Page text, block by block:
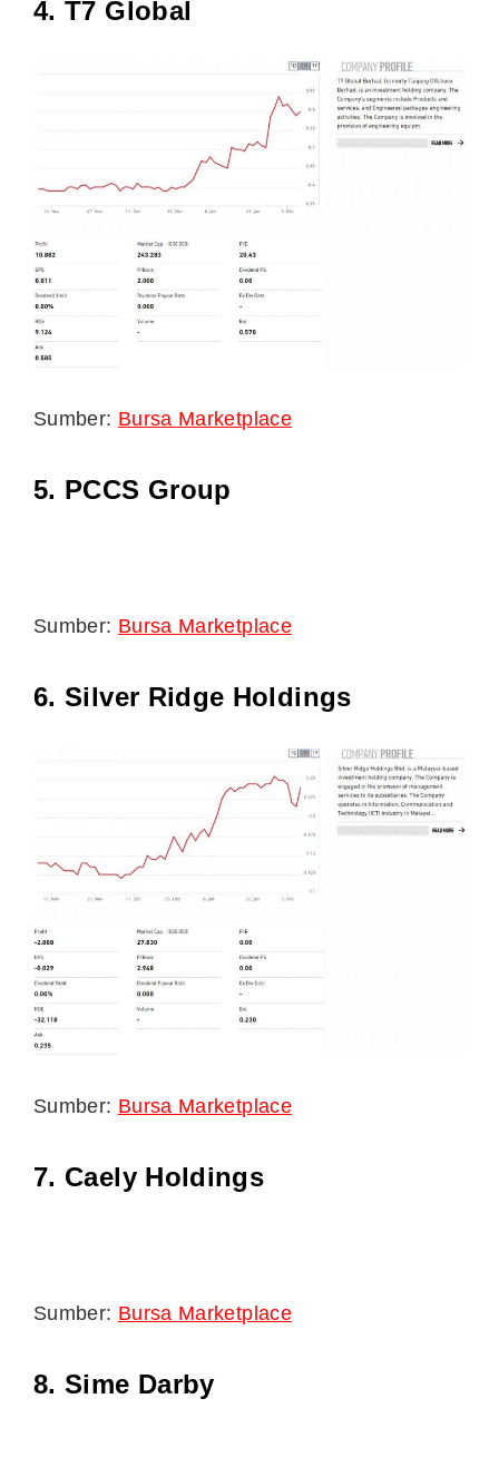
4. T7 Global
Sumber: Bursa Marketplace
5. PCCS Group
Sumber: Bursa Marketplace
6. Silver Ridge Holdings
Sumber: Bursa Marketplace
7. Caely Holdings
Sumber: Bursa Marketplace
8. Sime Darby